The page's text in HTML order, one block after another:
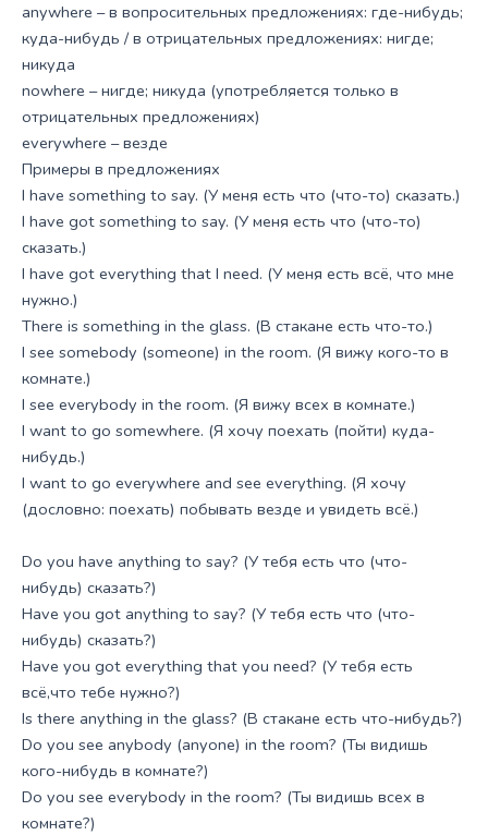
anywhere – в вопросительных предложениях: где-нибудь;
куда-нибудь / в отрицательных предложениях: нигде;
никуда
nowhere – нигде; никуда (употребляется только в
отрицательных предложениях)
everywhere – везде
Примеры в предложениях
I have something to say. (У меня есть что (что-то) сказать.)
I have got something to say. (У меня есть что (что-то)
сказать.)
I have got everything that I need. (У меня есть всё, что мне
нужно.)
There is something in the glass. (В стакане есть что-то.)
I see somebody (someone) in the room. (Я вижу кого-то в
комнате.)
I see everybody in the room. (Я вижу всех в комнате.)
I want to go somewhere. (Я хочу поехать (пойти) куда-
нибудь.)
I want to go everywhere and see everything. (Я хочу
(дословно: поехать) побывать везде и увидеть всё.)
Do you have anything to say? (У тебя есть что (что-
нибудь) сказать?)
Have you got anything to say? (У тебя есть что (что-
нибудь) сказать?)
Have you got everything that you need? (У тебя есть
всё,что тебе нужно?)
Is there anything in the glass? (В стакане есть что-нибудь?)
Do you see anybody (anyone) in the room? (Ты видишь
кого-нибудь в комнате?)
Do you see everybody in the room? (Ты видишь всех в
комнате?)